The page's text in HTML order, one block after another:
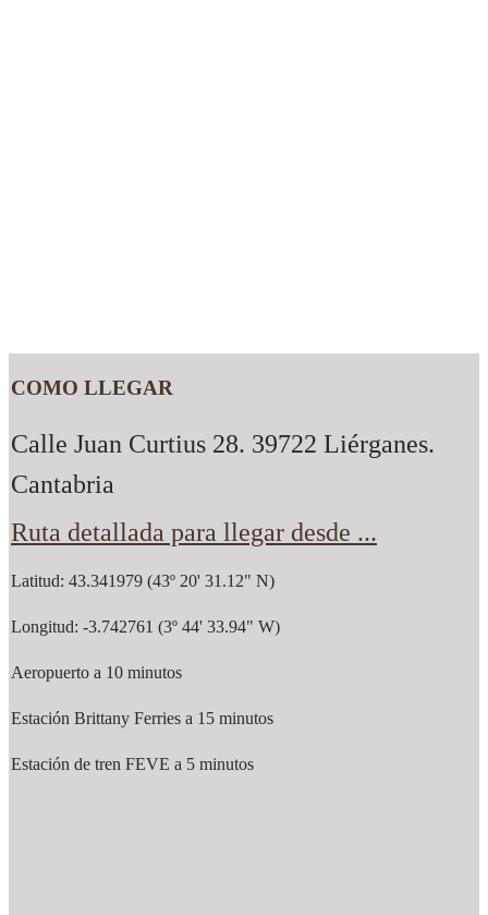
COMO LLEGAR
Calle Juan Curtius 28. 39722 Liérganes.
Cantabria
Ruta detallada para llegar desde ...
Latitud: 43.341979 (43º 20' 31.12" N)
Longitud: -3.742761 (3º 44' 33.94" W)
Aeropuerto a 10 minutos
Estación Brittany Ferries a 15 minutos
Estación de tren FEVE a 5 minutos